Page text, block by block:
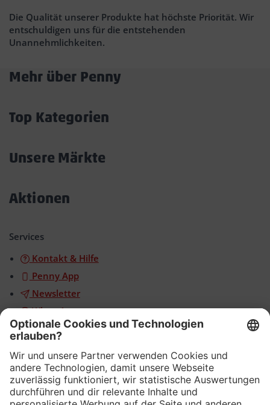
Die Qualität unserer Produkte hat höchste Priorität. Wir
entschuldigen uns für die entstehenden
Unannehmlichkeiten.
Mehr über Penny
Top Kategorien
Unsere Märkte
Aktionen
Services
Kontakt & Hilfe
Penny App
Newsletter
WhatsApp
App